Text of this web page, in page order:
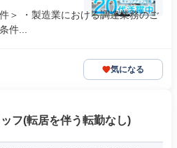
＞ ・製造業における調達業務のご
件...
気になる
フ(転居を伴う転勤なし)